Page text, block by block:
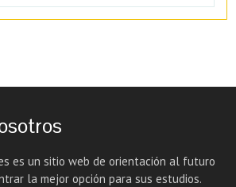
es un sitio web de orientación al futuro
la mejor opción para sus estudios.